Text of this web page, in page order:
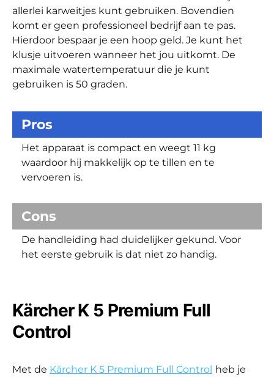
allerlei karweitjes kunt gebruiken. Bovendien
komt er geen professioneel bedrijf aan te pas.
Hierdoor bespaar je een hoop geld. Je kunt het
klusje uitvoeren wanneer het jou uitkomt. De
maximale watertemperatuur die je kunt
gebruiken is 50 graden.
Pros
Het apparaat is compact en weegt 11 kg
waardoor hij makkelijk op te tillen en te
vervoeren is.
Cons
De handleiding had duidelijker gekund. Voor
het eerste gebruik is dat niet zo handig.
Kärcher K 5 Premium Full
Control
Met de Kärcher K 5 Premium Full Control heb je